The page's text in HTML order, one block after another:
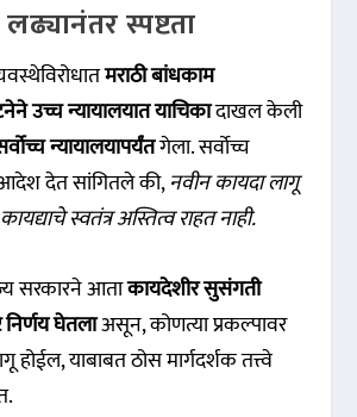
स्पष्टता
मराठी बांधकाम
उच्च न्यायालयात याचिकादाखल केली
न्यायालयापर्यंतगेला. सर्वोच्च
आदेश देत सांगितले की,नवीन कायदा लागू
स्वतंत्र अस्तित्व राहत नाही.
सरकारने आताकायदेशीर सुसंगती
निर्णय घेतलाअसून, कोणत्या प्रकल्पावर
होईल, याबाबत ठोस मार्गदर्शक तत्त्वे